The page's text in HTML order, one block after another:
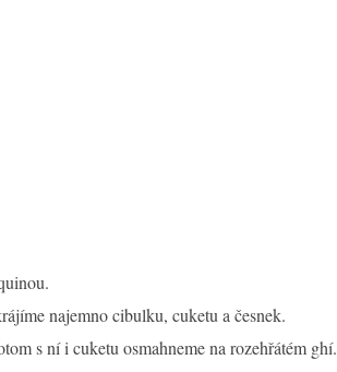
najemno cibulku, cuketu a česnek.
s ní i cuketu osmahneme na rozehřátém ghí.